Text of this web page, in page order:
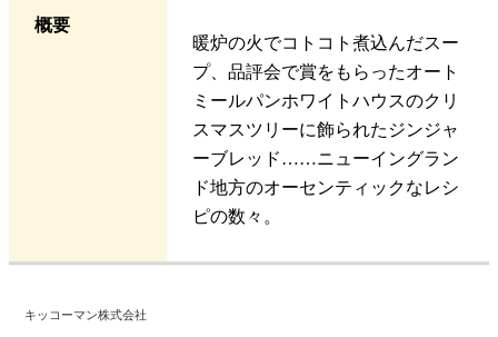
概要
暖炉の火でコトコト煮込んだスー
プ、品評会で賞をもらったオート
ミールパンホワイトハウスのクリ
スマスツリーに飾られたジンジャ
ーブレッド……ニューイングラン
ド地方のオーセンティックなレシ
ピの数々。
キッコーマン株式会社